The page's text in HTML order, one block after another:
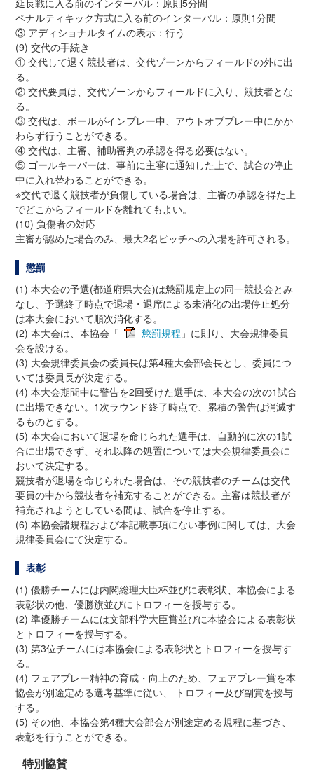
ペナルティキック方式に入る前のインターバル：原則1分間
③ アディショナルタイムの表示：行う
(9) 交代の手続き
① 交代して退く競技者は、交代ゾーンからフィールドの外に出
る。
② 交代要員は、交代ゾーンからフィールドに入り、競技者とな
る。
③ 交代は、ボールがインプレー中、アウトオブプレー中にかか
わらず行うことができる。
④ 交代は、主審、補助審判の承認を得る必要はない。
⑤ ゴールキーパーは、事前に主審に通知した上で、試合の停止
中に入れ替わることができる。
※交代で退く競技者が負傷している場合は、主審の承認を得た上
でどこからフィールドを離れてもよい。
(10) 負傷者の対応
主審が認めた場合のみ、最大2名ピッチへの入場を許可される。
懲罰
(1) 本大会の予選(都道府県大会)は懲罰規定上の同一競技会とみ
なし、予選終了時点で退場・退席による未消化の出場停止処分
は本大会において順次消化する。
(2) 本大会は、本協会「
懲罰規程 」に則り、大会規律委員
会を設ける。
(3) 大会規律委員会の委員長は第4種大会部会長とし、委員につ
いては委員長が決定する。
(4) 本大会期間中に警告を2回受けた選手は、本大会の次の1試合
に出場できない。1次ラウンド終了時点で、累積の警告は消滅す
るものとする。
(5) 本大会において退場を命じられた選手は、自動的に次の1試
合に出場できず、それ以降の処置については大会規律委員会に
おいて決定する。
競技者が退場を命じられた場合は、その競技者のチームは交代
要員の中から競技者を補充することができる。主審は競技者が
補充されようとしている間は、試合を停止する。
(6) 本協会諸規程および本記載事項にない事例に関しては、大会
規律委員会にて決定する。
表彰
(1) 優勝チームには内閣総理大臣杯並びに表彰状、本協会による
表彰状の他、優勝旗並びにトロフィーを授与する。
(2) 準優勝チームには文部科学大臣賞並びに本協会による表彰状
とトロフィーを授与する。
(3) 第3位チームには本協会による表彰状とトロフィーを授与す
る。
(4) フェアプレー精神の育成・向上のため、フェアプレー賞を本
協会が別途定める選考基準に従い、 トロフィー及び副賞を授与
する。
(5) その他、本協会第4種大会部会が別途定める規程に基づき、
表彰を行うことができる。
特別協賛